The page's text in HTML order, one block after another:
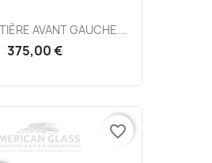
AVANT GAUCHE...
375,00 €
favorite_border